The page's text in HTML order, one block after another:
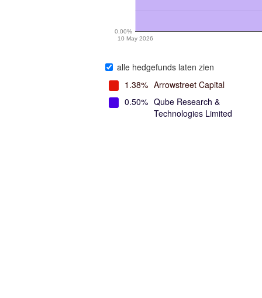
10 May 2026
0.00%
alle hedgefunds laten zien
1.38% Arrowstreet Capital
0.50% Qube Research &
Technologies Limited